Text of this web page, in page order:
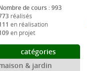
de cours : 993
réalisés
en réalisation
en projet
catégories
& jardin